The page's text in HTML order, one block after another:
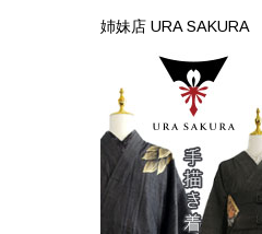
姉妹店 URA SAKURA